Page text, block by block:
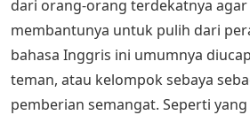
dari orang-orang terdekatnya agar
membantunya untuk pulih dari
bahasa Inggris ini umumnya
teman, atau kelompok sebaya
pemberian semangat. Seperti